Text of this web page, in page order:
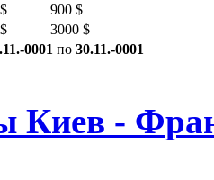
900 $
3000 $
0001 по 30.11.-0001
Киев -